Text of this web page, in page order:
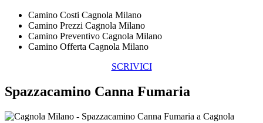
Camino Costi Cagnola Milano
Camino Prezzi Cagnola Milano
Camino Preventivo Cagnola Milano
Camino Offerta Cagnola Milano
SCRIVICI
Spazzacamino Canna Fumaria